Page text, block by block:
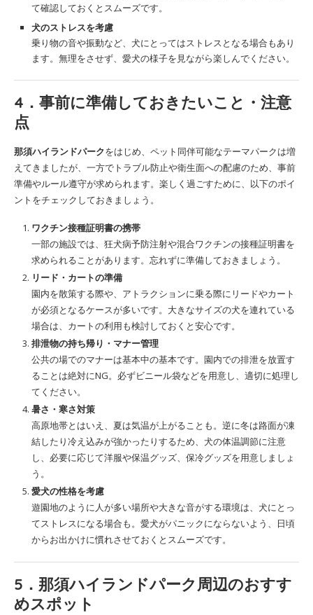
て確認しておくとスムーズです。
犬のストレスを考慮
乗り物の音や振動など、犬にとってはストレスとなる場合もあり
ます。無理をさせず、愛犬の様子を見ながら楽しんでください。
4．事前に準備しておきたいこと・注意
点
那須ハイランドパークをはじめ、ペット同伴可能なテーマパークは増
えてきましたが、一方でトラブル防止や衛生面への配慮のため、事前
準備やルール遵守が求められます。楽しく過ごすために、以下のポイ
ントをチェックしておきましょう。
ワクチン接種証明書の携帯
一部の施設では、狂犬病予防注射や混合ワクチンの接種証明書を
求められることがあります。忘れずに準備しておきましょう。
リード・カートの準備
園内を散策する際や、アトラクションに乗る際にリードやカート
が必須となるケースが多いです。大きなサイズの犬を連れている
場合は、カートの利用も検討しておくと安心です。
排泄物の持ち帰り・マナー管理
公共の場でのマナーは基本中の基本です。園内での排泄を放置す
ることは絶対にNG。必ずビニール袋などを用意し、適切に処理し
てください。
暑さ・寒さ対策
高原地帯とはいえ、夏は気温が上がることも。逆に冬は路面が凍
結したり冷え込みが強かったりするため、犬の体温調節に注意
し、必要に応じて洋服や保温グッズ、保冷グッズを用意しましょ
う。
愛犬の性格を考慮
遊園地のように人が多い場所や大きな音がする環境は、犬にとっ
てストレスになる場合も。愛犬がパニックにならないよう、日頃
からお出かけに慣れさせておくとスムーズです。
5．那須ハイランドパーク周辺のおすす
めスポット